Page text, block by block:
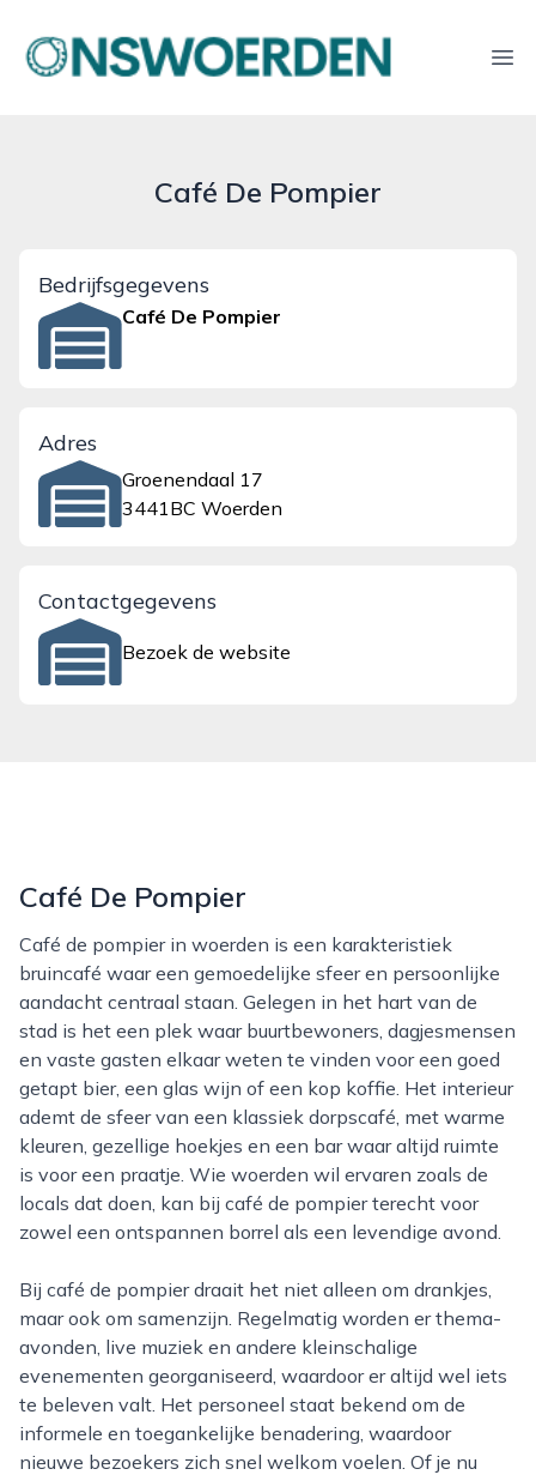
onswoerden.nl
Café De Pompier
Bedrijfsgegevens
Café De Pompier
Adres
Groenendaal 17
3441BC Woerden
Contactgegevens
Bezoek de website
Café De Pompier
Café de pompier in woerden is een karakteristiek
bruincafé waar een gemoedelijke sfeer en persoonlijke
aandacht centraal staan. Gelegen in het hart van de
stad is het een plek waar buurtbewoners, dagjesmensen
en vaste gasten elkaar weten te vinden voor een goed
getapt bier, een glas wijn of een kop koffie. Het interieur
ademt de sfeer van een klassiek dorpscafé, met warme
kleuren, gezellige hoekjes en een bar waar altijd ruimte
is voor een praatje. Wie woerden wil ervaren zoals de
locals dat doen, kan bij café de pompier terecht voor
zowel een ontspannen borrel als een levendige avond.
Bij café de pompier draait het niet alleen om drankjes,
maar ook om samenzijn. Regelmatig worden er thema-
avonden, live muziek en andere kleinschalige
evenementen georganiseerd, waardoor er altijd wel iets
te beleven valt. Het personeel staat bekend om de
informele en toegankelijke benadering, waardoor
nieuwe bezoekers zich snel welkom voelen. Of je nu